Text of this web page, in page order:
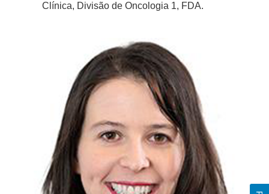
Clínica, Divisão de Oncologia 1, FDA.